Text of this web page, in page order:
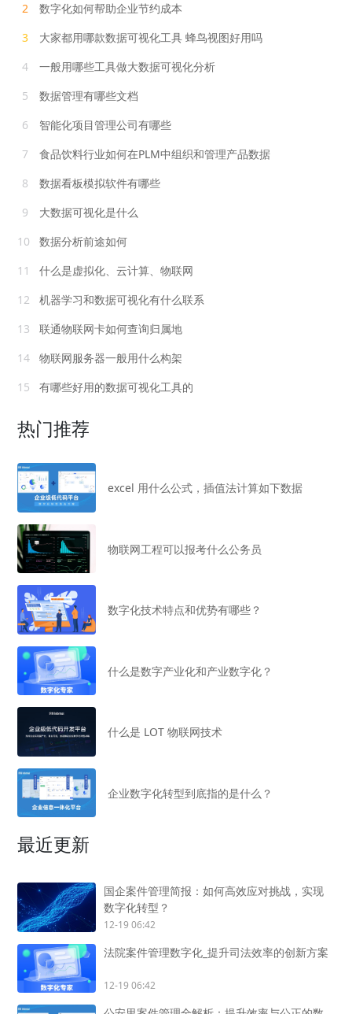
2
数字化如何帮助企业节约成本
3
大家都用哪款数据可视化工具 蜂鸟视图好用吗
4
一般用哪些工具做大数据可视化分析
5
数据管理有哪些文档
6
智能化项目管理公司有哪些
7
食品饮料行业如何在PLM中组织和管理产品数据
8
数据看板模拟软件有哪些
9
大数据可视化是什么
10
数据分析前途如何
11
什么是虚拟化、云计算、物联网
12
机器学习和数据可视化有什么联系
13
联通物联网卡如何查询归属地
14
物联网服务器一般用什么构架
15
有哪些好用的数据可视化工具的
热门推荐
excel 用什么公式，插值法计算如下数据
物联网工程可以报考什么公务员
数字化技术特点和优势有哪些？
什么是数字产业化和产业数字化？
什么是 LOT 物联网技术
企业数字化转型到底指的是什么？
最近更新
国企案件管理简报：如何高效应对挑战，实现
数字化转型？
12-19 06:42
法院案件管理数字化_提升司法效率的创新方案
12-19 06:42